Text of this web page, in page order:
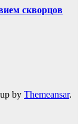
скворцов
by Themeansar.